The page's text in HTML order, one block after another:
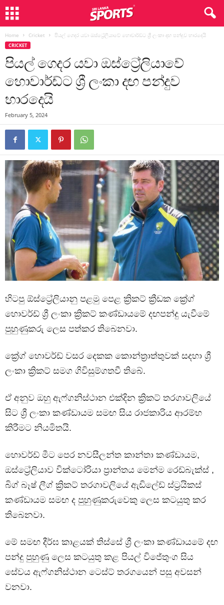
Home Cricket පියල් ගෙදර යවා ඔස්ට්‍රේලියාවේ හොවාර්ඩ්ට ශ්‍රී ලංකා දඟ පන්දුව භාරදෙයි
CRICKET
පියල් ගෙදර යවා ඔස්ට්‍රේලියාවේ
හොවාර්ඩ්ට ශ්‍රී ලංකා දඟ පන්දුව
භාරදෙයි
February 5, 2024
හිටපු ඕස්ට්‍රේලියානු පළමු පෙළ ක්‍රිකට් ක්‍රීඩක ක්‍රේග්
හොවර්ඩ් ශ්‍රී ලංකා ක්‍රිකට් කණ්ඩායමේ දඟපන්දු යැවීමේ
පුහුණුකරු ලෙස පත්කර තිබෙනවා.
ක්‍රේග් හොවර්ඩ් වසර දෙකක කොන්ත්‍රාත්තුවක් සදහා ශ්‍රී
ලංකා ක්‍රිකට් සමග ගිවිසුම්ගතවී තිබේ.
ඒ අනුව ඔහු ඇෆ්ගනිස්ථාන එක්දින ක්‍රිකට් තරගාවලියේ
සිට ශ්‍රී ලංකා කණ්ඩායම සමඟ සිය රාජකාරිය ආරම්භ
කිරීමට නියමිතයි.
හොවර්ඩ් මීට පෙර නවසීලන්ත කාන්තා කණ්ඩායම,
ඔස්ට්‍රේලියාව වික්ටෝරියා ප්‍රාන්තය මෙන්ම රෙඩ්බැක්ස් ,
බිග් බෑෂ් ලීග් ක්‍රිකට් තරගාවලියේ ඇඩිලේඩ් ස්ට්‍රයිකස්
කණ්ඩායම සමඟ ද පුහුණුකරුවෙකු ලෙස කටයුතු කර
තිබෙනවා.
මේ සමඟ දීර්ඝ කාළයක් තිස්සේ ශ්‍රී ලංකා කණ්ඩායමේ දඟ
පන්දු පුහුණු ලෙස කටයුතු කළ පියල් විජේතුංග සිය
සේවය ඇෆ්ගනිස්ථාන ටෙස්ට් තරගයෙන් පසු අවසන්
වනවා.